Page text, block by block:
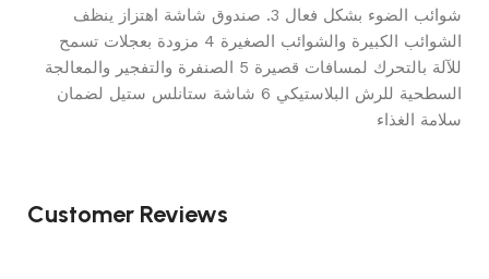
شوائب الضوء بشكل فعال 3. صندوق شاشة اهتزاز ينظف
الشوائب الكبيرة والشوائب الصغيرة 4 مزودة بعجلات تسمح
للآلة بالتحرك لمسافات قصيرة 5 الصنفرة والتفجير والمعالجة
السطحية للرش البلاستيكي 6 شاشة ستانلس ستيل لضمان
سلامة الغذاء
Customer Reviews